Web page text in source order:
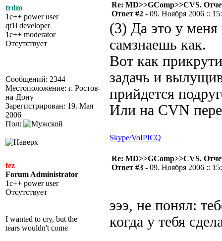
trdm
1c++ power user
qt1l developer
1c++ moderator
Отсутствует
Сообщений: 2344
Местоположение: г. Ростов-
на-Дону
Зарегистрирован: 19. Мая
2006
Пол:
Re: MD>>GComp>>CVS.
Ответ #2 - 09. Ноября 2006 ::
(3) Да это у меня
самзнаешь как.
Вот как
задачь и
прийдется
Или на CVN
Skype/VoIPICQ
fez
Forum Administrator
1c++ power user
Отсутствует
I wanted to cry, but the
tears wouldn't come
Re: MD>>GComp>>CVS.
Ответ #3 - 09. Ноября 2006 ::
эээ, не понял:
когда у тебя